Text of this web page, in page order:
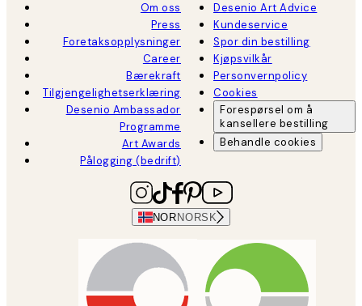
Om oss
Press
Foretaksopplysninger
Career
Bærekraft
Tilgjengelighetserklæring
Desenio Ambassador
Programme
Art Awards
Pålogging (bedrift)
Desenio Art Advice
Kundeservice
Spor din bestilling
Kjøpsvilkår
Personvernpolicy
Cookies
Forespørsel om å
kansellere bestilling
Behandle cookies
NOR NORSK